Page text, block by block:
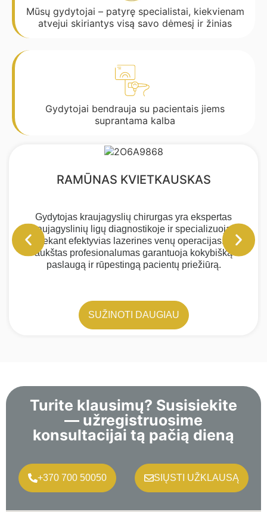
Mūsų gydytojai – patyrę specialistai, kiekvienam
atvejui skiriantys visą savo dėmesį ir žinias
Gydytojai bendrauja su pacientais jiems
suprantama kalba
RAMŪNAS KVIETKAUSKAS
Gydytojas kraujagyslių chirurgas yra ekspertas
kraujagyslinių ligų diagnostikoje ir specializuojasi
atliekant efektyvias lazerines venų operacijas. Jo
aukštas profesionalumas garantuoja kokybišką
paslaugą ir rūpestingą pacientų priežiūrą.
SUŽINOTI DAUGIAU
Turite klausimų? Susisiekite
— užregistruosime
konsultacijai tą pačią dieną
+370 700 50050 SIŲSTI UŽKLAUSĄ